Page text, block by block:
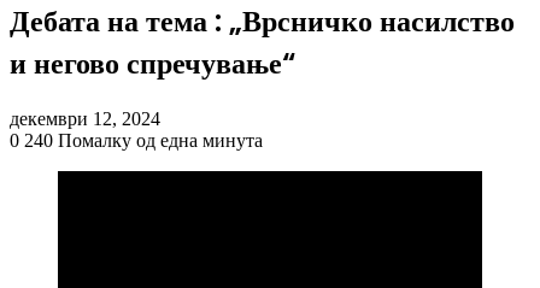
Дебата на тема : „Врсничко насилство
и негово спречување“
декември 12, 2024
0 240 Помалку од една минута